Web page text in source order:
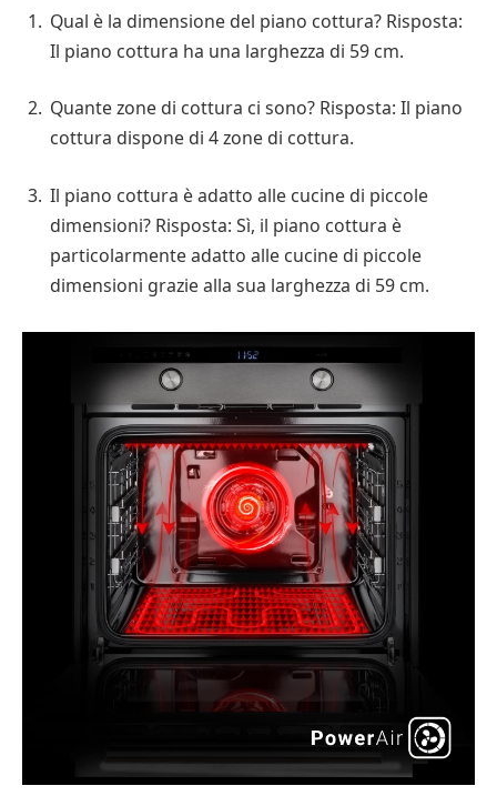
Qual è la dimensione del piano cottura? Risposta:
Il piano cottura ha una larghezza di 59 cm.
Quante zone di cottura ci sono? Risposta: Il piano
cottura dispone di 4 zone di cottura.
Il piano cottura è adatto alle cucine di piccole
dimensioni? Risposta: Sì, il piano cottura è
particolarmente adatto alle cucine di piccole
dimensioni grazie alla sua larghezza di 59 cm.